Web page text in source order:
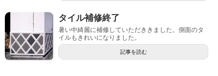
タイル補修終了
暑い中綺麗に補修していただききました。側面のタ
イルもきれいになりました。
記事を読む